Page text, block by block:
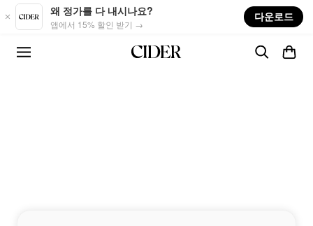
Skip to main content
왜 정가를 다 내시나요?
앱에서 15% 할인 받기 →
다운로드